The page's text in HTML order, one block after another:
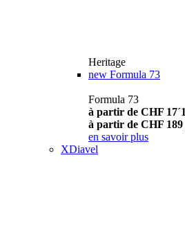
Heritage
new Formula 73
Formula 73
à partir de CHF
à partir de CHF
en savoir plus
XDiavel